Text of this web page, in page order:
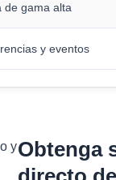
de gama alta
y eventos
yObtenga